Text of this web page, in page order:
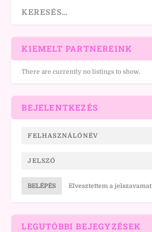
KIEMELT PARTNEREINK
There are currently no listings to show.
BEJELENTKEZÉS
BELÉPÉS Elvesztettem a jelszavamat
LEGUTÓBBI BEJEGYZÉSEK